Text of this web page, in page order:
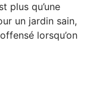
plus qu’une
un jardin sain,
lorsqu’on